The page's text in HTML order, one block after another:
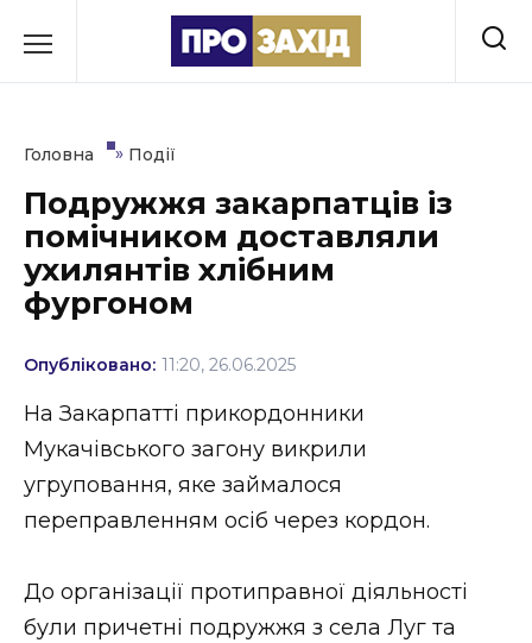
до
Культура
Освіта
Соціум
Спорт
Втрачений Ужгород
Головна » Події
Подружжя закарпатців із
помічником доставляли
ухилянтів хлібним
фургоном
Опубліковано: 11:20, 26.06.2025
На Закарпатті прикордонники
Мукачівського загону викрили
угруповання, яке займалося
переправленням осіб через кордон.
До організації протиправної діяльності
були причетні подружжя з села Луг та